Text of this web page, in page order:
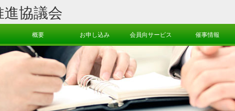
進協議会
概要 お申し込み 会員向サービス 催事情報